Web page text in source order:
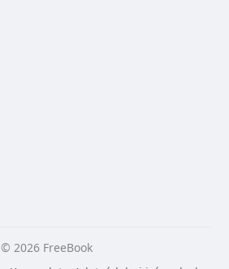
© 2026 FreeBook